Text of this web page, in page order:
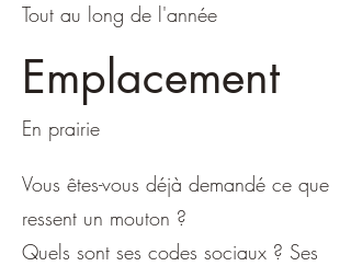
Tout au long de l'année
Emplacement
En prairie
Vous êtes-vous déjà demandé ce que
ressent un mouton ?
Quels sont ses codes sociaux ? Ses